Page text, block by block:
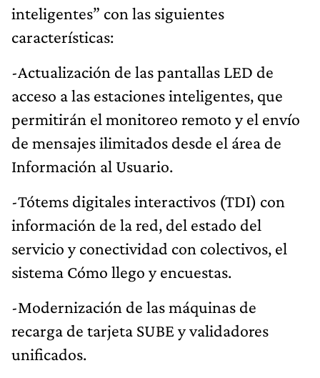
inteligentes” con las siguientes
características:
-Actualización de las pantallas LED de
acceso a las estaciones inteligentes, que
permitirán el monitoreo remoto y el envío
de mensajes ilimitados desde el área de
Información al Usuario.
-Tótems digitales interactivos (TDI) con
información de la red, del estado del
servicio y conectividad con colectivos, el
sistema Cómo llego y encuestas.
-Modernización de las máquinas de
recarga de tarjeta SUBE y validadores
unificados.